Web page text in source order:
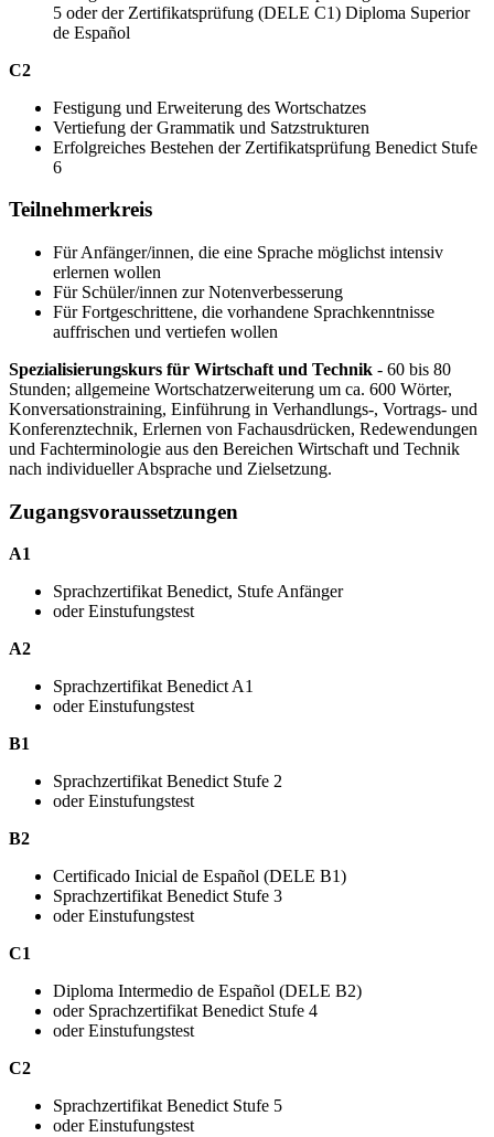
5 oder der Zertifikatsprüfung (DELE C1) Diploma Superior
de Español
C2
Festigung und Erweiterung des Wortschatzes
Vertiefung der Grammatik und Satzstrukturen
Erfolgreiches Bestehen der Zertifikatsprüfung Benedict Stufe
6
Teilnehmerkreis
Für Anfänger/innen, die eine Sprache möglichst intensiv
erlernen wollen
Für Schüler/innen zur Notenverbesserung
Für Fortgeschrittene, die vorhandene Sprachkenntnisse
auffrischen und vertiefen wollen
Spezialisierungskurs für Wirtschaft und Technik - 60 bis 80
Stunden; allgemeine Wortschatzerweiterung um ca. 600 Wörter,
Konversationstraining, Einführung in Verhandlungs-, Vortrags- und
Konferenztechnik, Erlernen von Fachausdrücken, Redewendungen
und Fachterminologie aus den Bereichen Wirtschaft und Technik
nach individueller Absprache und Zielsetzung.
Zugangsvoraussetzungen
A1
Sprachzertifikat Benedict, Stufe Anfänger
oder Einstufungstest
A2
Sprachzertifikat Benedict A1
oder Einstufungstest
B1
Sprachzertifikat Benedict Stufe 2
oder Einstufungstest
B2
Certificado Inicial de Español (DELE B1)
Sprachzertifikat Benedict Stufe 3
oder Einstufungstest
C1
Diploma Intermedio de Español (DELE B2)
oder Sprachzertifikat Benedict Stufe 4
oder Einstufungstest
C2
Sprachzertifikat Benedict Stufe 5
oder Einstufungstest